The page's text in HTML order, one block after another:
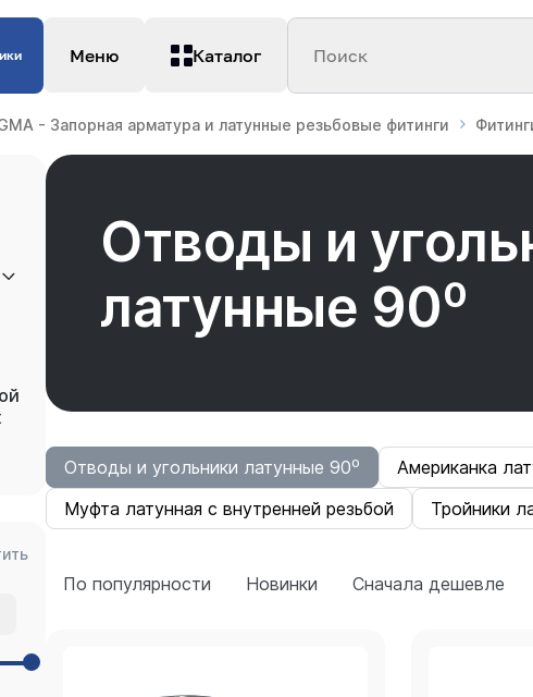
Меню Каталог Поиск
- Запорная арматура и латунные резьбовые фитинги
Отводы и
латунные 90⁰
Отводы и угольники латунные 90⁰ Американка
Муфта латунная с внутренней резьбой
Тройники
По популярности Новинки Сначала дешевле